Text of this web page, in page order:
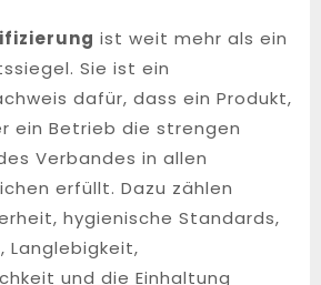
ist weit mehr als ein
Sie ist ein
dafür, dass ein Produkt,
ein Betrieb die strengen
Verbandes in allen
erfüllt. Dazu zählen
hygienische Standards,
und die Einhaltung